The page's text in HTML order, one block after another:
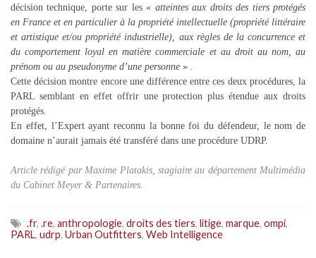
décision technique, porte sur les « atteintes aux droits des tiers protégés
en France et en particulier à la propriété intellectuelle (propriété littéraire
et artistique et/ou propriété industrielle), aux règles de la concurrence et
du comportement loyal en matière commerciale et au droit au nom, au
prénom ou au pseudonyme d’une personne » .
Cette décision montre encore une différence entre ces deux procédures, la
PARL semblant en effet offrir une protection plus étendue aux droits
protégés.
En effet, l’Expert ayant reconnu la bonne foi du défendeur, le nom de
domaine n’aurait jamais été transféré dans une procédure UDRP.
Article rédigé par Maxime Platakis, stagiaire au département Multimédia
du Cabinet Meyer & Partenaires.
.fr, .re, anthropologie, droits des tiers, litige, marque, ompi,
PARL, udrp, Urban Outfitters, Web Intelligence